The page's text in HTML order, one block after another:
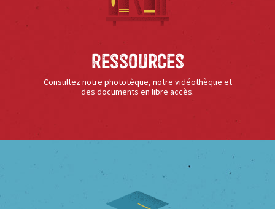
Ressources
Consultez notre phototèque, notre vidéothèque et
des documents en libre accès.